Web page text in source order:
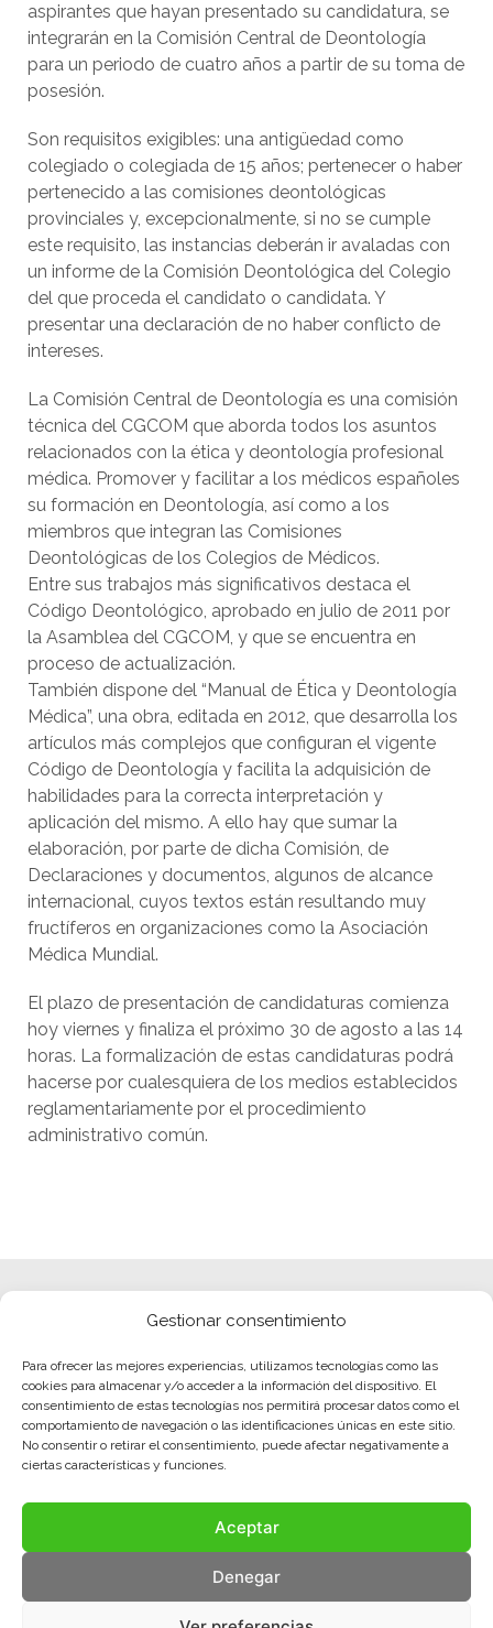
Gestionar consentimiento
Para ofrecer las mejores experiencias, utilizamos tecnologías como las
cookies para almacenar y/o acceder a la información del dispositivo. El
consentimiento de estas tecnologías nos permitirá procesar datos como el
comportamiento de navegación o las identificaciones únicas en este sitio.
No consentir o retirar el consentimiento, puede afectar negativamente a
ciertas características y funciones.
Aceptar
Denegar
aspirantes que hayan presentado su candidatura, se
integrarán en la Comisión Central de Deontología
para un periodo de cuatro años a partir de su toma de
posesión.
Son requisitos exigibles: una antigüedad como
colegiado o colegiada de 15 años; pertenecer o haber
pertenecido a las comisiones deontológicas
provinciales y, excepcionalmente, si no se cumple
este requisito, las instancias deberán ir avaladas con
un informe de la Comisión Deontológica del Colegio
del que proceda el candidato o candidata. Y
presentar una declaración de no haber conflicto de
intereses.
La Comisión Central de Deontología es una comisión
técnica del CGCOM que aborda todos los asuntos
relacionados con la ética y deontología profesional
médica. Promover y facilitar a los médicos españoles
su formación en Deontología, así como a los
miembros que integran las Comisiones
Deontológicas de los Colegios de Médicos.
Entre sus trabajos más significativos destaca el
Código Deontológico, aprobado en julio de 2011 por
la Asamblea del CGCOM, y que se encuentra en
proceso de actualización.
También dispone del “Manual de Ética y Deontología
Médica”, una obra, editada en 2012, que desarrolla los
artículos más complejos que configuran el vigente
Código de Deontología y facilita la adquisición de
habilidades para la correcta interpretación y
aplicación del mismo. A ello hay que sumar la
elaboración, por parte de dicha Comisión, de
Declaraciones y documentos, algunos de alcance
internacional, cuyos textos están resultando muy
fructíferos en organizaciones como la Asociación
Médica Mundial.
El plazo de presentación de candidaturas comienza
hoy viernes y finaliza el próximo 30 de agosto a las 14
horas. La formalización de estas candidaturas podrá
hacerse por cualesquiera de los medios establecidos
reglamentariamente por el procedimiento
administrativo común.